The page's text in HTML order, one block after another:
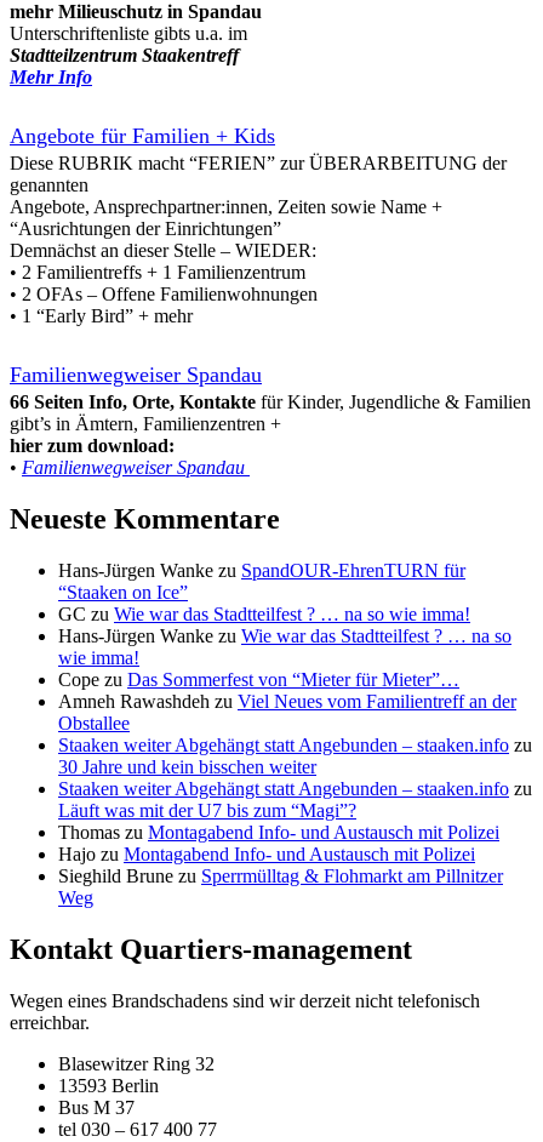
mehr Milieuschutz in Spandau
Unterschriftenliste gibts u.a. im
Stadtteilzentrum Staakentreff
Mehr Info
Angebote für Familien + Kids
Diese RUBRIK macht “FERIEN” zur ÜBERARBEITUNG der
genannten
Angebote, Ansprechpartner:innen, Zeiten sowie Name +
“Ausrichtungen der Einrichtungen”
Demnächst an dieser Stelle – WIEDER:
• 2 Familientreffs + 1 Familienzentrum
• 2 OFAs – Offene Familienwohnungen
• 1 “Early Bird” + mehr
Familienwegweiser Spandau
66 Seiten Info, Orte, Kontakte für Kinder, Jugendliche & Familien
gibt’s in Ämtern, Familienzentren +
hier zum download:
• Familienwegweiser Spandau
Neueste Kommentare
Hans-Jürgen Wanke zu SpandOUR-EhrenTURN für
“Staaken on Ice”
GC zu Wie war das Stadtteilfest ? … na so wie imma!
Hans-Jürgen Wanke zu Wie war das Stadtteilfest ? … na so
wie imma!
Cope zu Das Sommerfest von “Mieter für Mieter”…
Amneh Rawashdeh zu Viel Neues vom Familientreff an der
Obstallee
Staaken weiter Abgehängt statt Angebunden – staaken.info zu
30 Jahre und kein bisschen weiter
Staaken weiter Abgehängt statt Angebunden – staaken.info zu
Läuft was mit der U7 bis zum “Magi”?
Thomas zu Montagabend Info- und Austausch mit Polizei
Hajo zu Montagabend Info- und Austausch mit Polizei
Sieghild Brune zu Sperrmülltag & Flohmarkt am Pillnitzer
Weg
Kontakt Quartiers-management
Wegen eines Brandschadens sind wir derzeit nicht telefonisch
erreichbar.
Blasewitzer Ring 32
13593 Berlin
Bus M 37
tel 030 – 617 400 77